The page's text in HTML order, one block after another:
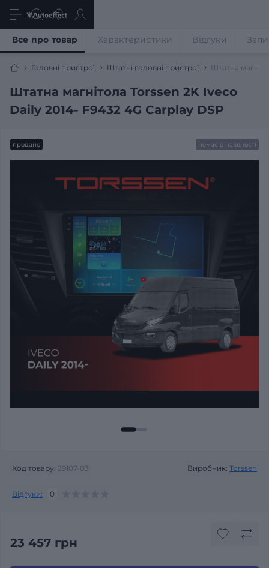
Головні пристрої Штатні головні пристрої Штатна
Штатна магнітола Torssen 2K Iveco
Daily 2014- F9432 4G Carplay DSP
Все про товар Характеристики Відгуки
продано немає в наявності
Код товару: 29107-03 Виробник: Torssen
Відгуки: 0
23 457 грн